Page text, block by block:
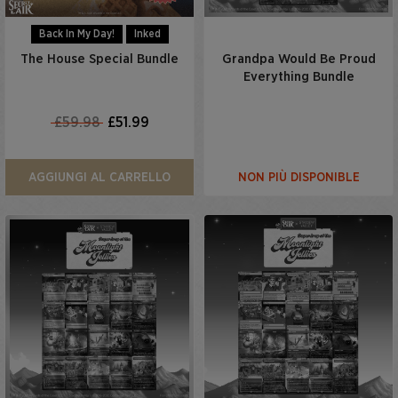
Back In My Day! Inked
The House Special Bundle
£59.98 £51.99
AGGIUNGI AL CARRELLO
Grandpa Would Be Proud
Everything Bundle
NON PIÙ DISPONIBLE